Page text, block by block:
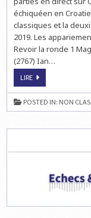
échiquéen en
classiques et la
2019. Les
Revoir la ronde 1
(2767) Ian…
LIREMAGNUS
DYNAMITE
GIRI
AU
GRAND
TOUR
POSTED IN: NON